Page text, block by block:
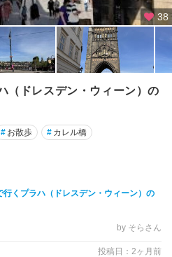
38
（ドレスデン・ウィーン）の
# お散歩 # カレル橋
行くプラハ（ドレスデン・ウィーン）の
by そらさん
投稿日：2ヶ月前